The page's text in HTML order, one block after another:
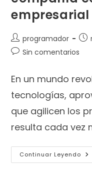
empresarial
programador
Sin comentarios
En un mundo
tecnologías,
que agilicen los
resulta cada vez
Continuar Leyendo